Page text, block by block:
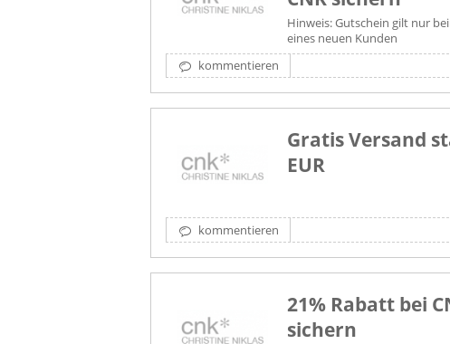
Hinweis: Gutschein gilt nur
eines neuen Kunden
kommentieren
Gratis Versand
EUR
kommentieren
21% Rabatt bei
sichern